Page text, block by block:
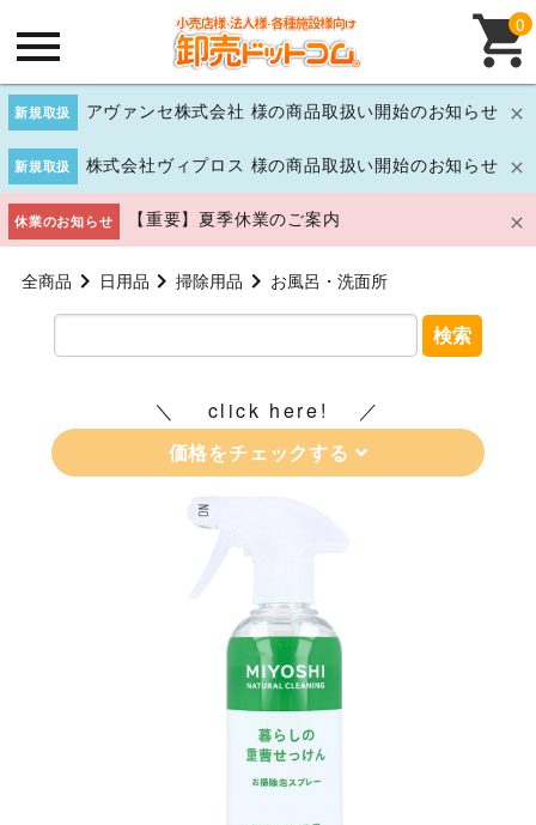
新規取扱 アヴァンセ株式会社 様の商品取扱い開始のお知らせ
新規取扱 株式会社ヴィプロス 様の商品取扱い開始のお知らせ
休業のお知らせ 【重要】夏季休業のご案内
0
全商品 日用品 掃除用品 お風呂・洗面所
検索
click here!
価格をチェックする